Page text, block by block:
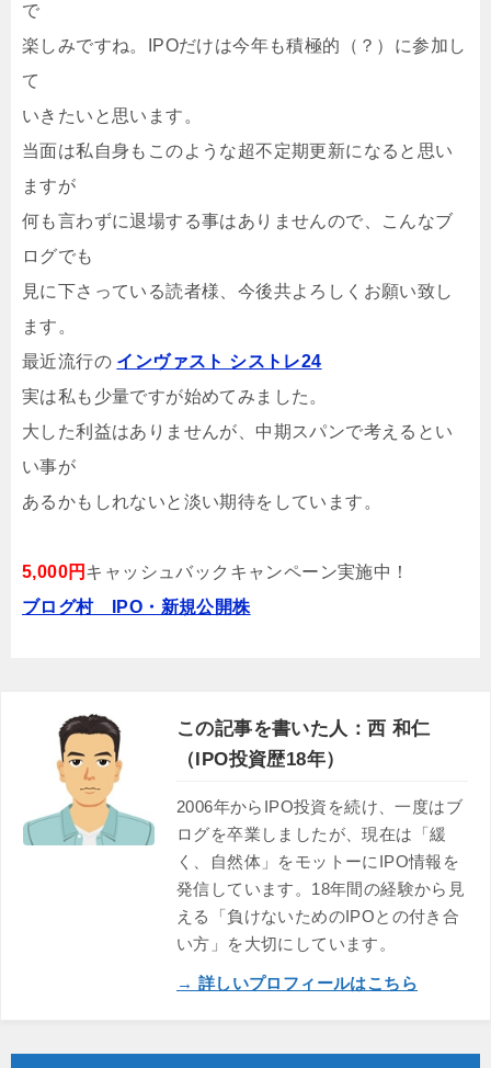
で
楽しみですね。IPOだけは今年も積極的（？）に参加し
て
いきたいと思います。
当面は私自身もこのような超不定期更新になると思い
ますが
何も言わずに退場する事はありませんので、こんなブ
ログでも
見に下さっている読者様、今後共よろしくお願い致し
ます。
最近流行の インヴァスト シストレ24
実は私も少量ですが始めてみました。
大した利益はありませんが、中期スパンで考えるとい
い事が
あるかもしれないと淡い期待をしています。
5,000円 キャッシュバックキャンペーン実施中！
ブログ村 IPO・新規公開株
この記事を書いた人：西 和仁
（IPO投資歴18年）
2006年からIPO投資を続け、一度はブ
ログを卒業しましたが、現在は「緩
く、自然体」をモットーにIPO情報を
発信しています。18年間の経験から見
える「負けないためのIPOとの付き合
い方」を大切にしています。
→ 詳しいプロフィールはこちら